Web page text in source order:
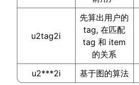
u2tag2i
先算出用户的
tag, 在匹配
tag 和 item
的关系
u2***2i
基于图的算法